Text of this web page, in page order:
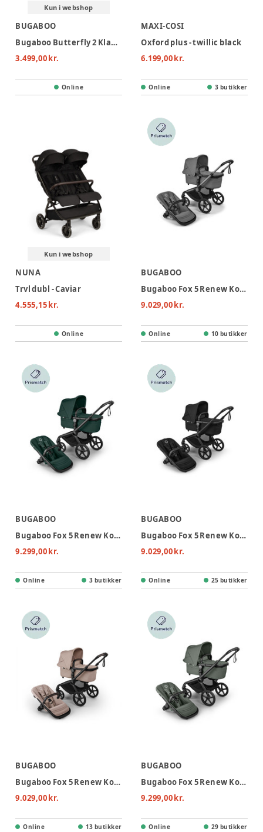
Kun i webshop
BUGABOO
Bugaboo Butterfly 2 Klapvogn - Black/Desert Taupe
3.499,00 kr.
Online
MAXI-COSI
Oxford plus - twillic black
6.199,00 kr.
Online 3 butikker
Kun i webshop
NUNA
Trvl dubl - Caviar
4.555,15 kr.
Online
BUGABOO
Bugaboo Fox 5 Renew Kombivogn - Graphite/Moon Grey
9.029,00 kr.
Online 10 butikker
BUGABOO
Bugaboo Fox 5 Renew Kombivogn - Black/Fern Green
9.299,00 kr.
Online 3 butikker
BUGABOO
Bugaboo Fox 5 Renew Kombivogn - Heritage Black/Black
9.029,00 kr.
Online 25 butikker
BUGABOO
Bugaboo Fox 5 Renew Kombivogn - Black/Desert taupe melange
9.029,00 kr.
Online 13 butikker
BUGABOO
Bugaboo Fox 5 Renew Kombivogn - Black/Forest Green
9.299,00 kr.
Online 29 butikker